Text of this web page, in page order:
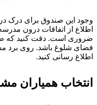
این صندوق برای درک
از اتفاقات درون
است. دقت کنید که
شلوغ باشد. روی برد
رسانی کنید.
همیاران